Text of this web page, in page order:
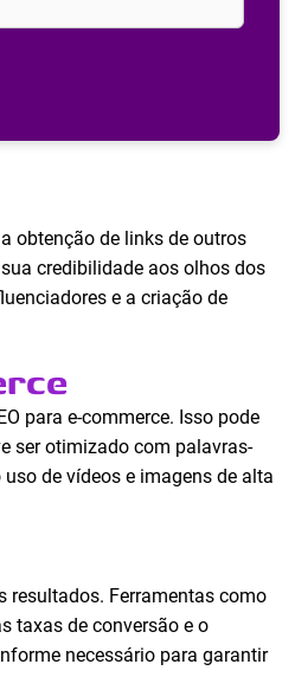
obtenção de links de outros
credibilidade aos olhos dos
e a criação de
para e-commerce. Isso pode
ser otimizado com palavras-
de vídeos e imagens de alta
resultados. Ferramentas como
taxas de conversão e o
necessário para garantir